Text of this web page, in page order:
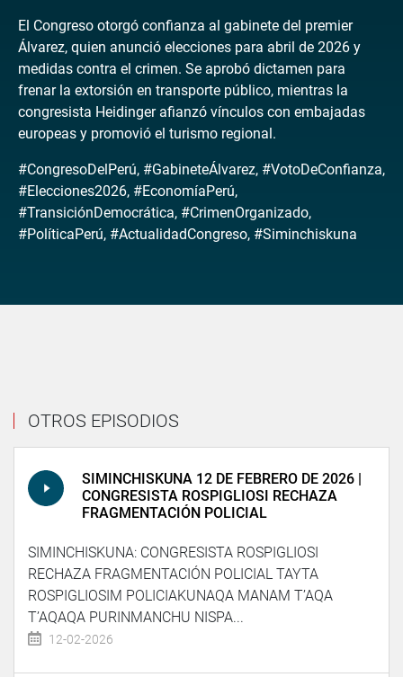
El Congreso otorgó confianza al gabinete del premier
Álvarez, quien anunció elecciones para abril de 2026 y
medidas contra el crimen. Se aprobó dictamen para
frenar la extorsión en transporte público, mientras la
congresista Heidinger afianzó vínculos con embajadas
europeas y promovió el turismo regional.
#CongresoDelPerú, #GabineteÁlvarez, #VotoDeConfianza,
#Elecciones2026, #EconomíaPerú,
#TransiciónDemocrática, #CrimenOrganizado,
#PolíticaPerú, #ActualidadCongreso, #Siminchiskuna
OTROS EPISODIOS
SIMINCHISKUNA 12 DE FEBRERO DE 2026 |
CONGRESISTA ROSPIGLIOSI RECHAZA
FRAGMENTACIÓN POLICIAL
SIMINCHISKUNA: CONGRESISTA ROSPIGLIOSI
RECHAZA FRAGMENTACIÓN POLICIAL TAYTA
ROSPIGLIOSIM POLICIAKUNAQA MANAM T’AQA
T’AQAQA PURINMANCHU NISPA...
12-02-2026